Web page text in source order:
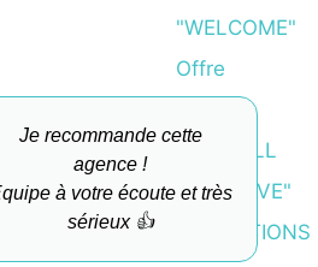
"WELCOME"
Offre
"LEADS
Offre "ALL
INCLUSIVE"
FORMATIONS
Je recommande cette
agence !
à votre écoute et très
sérieux 👍